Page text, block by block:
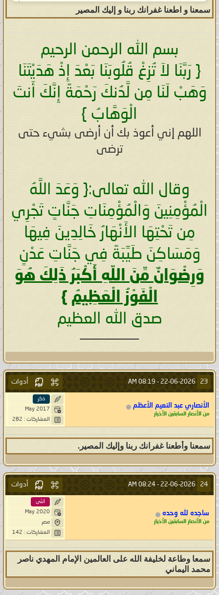
سمعنا و اطعنا غفرانك ربنا و إليك المصير
بسم الله الرحمن الرحيم
{ رَبَّنَا لاَ تُزِغْ قُلُوبَنَا بَعْدَ إِذْ هَدَيْتَنَا
وَهَبْ لَنَا مِن لَّدُنكَ رَحْمَةً إِنَّكَ أَنتَ
الْوَهَّابُ }
اللهم إني أعوذ بك أن أرضى بشيء حتى
ترضى
وقال الله تعالى:{ وَعَدَ اللَّهُ
الْمُؤْمِنِينَ وَالْمُؤْمِنَاتِ جَنَّاتٍ تَجْرِي
مِن تَحْتِهَا الأَنْهَارُ خَالِدِينَ فِيهَا
وَمَسَاكِنَ طَيِّبَةً فِي جَنَّاتِ عَدْنٍ
وَرِضْوَانٌ مِّنَ اللّهِ أَكْبَرُ ذَلِكَ هُوَ
الْفَوْزُ الْعَظِيمُ }
صدق الله العظيم
23
22-06-2026 -
08:19 AM أدوات
الأنصاري عبد النعيم الأعظم
من الأنصار السابقين الأخيار
ذكر
May 2017
المشاركات : 282
سمعنا وأطعنا غفرانك ربنا وإليك المصير.
24
22-06-2026 -
08:24 AM أدوات
ساجده لله وحده
من الأنصار السابقين الأخيار
انثى
May 2020
مصر
المشاركات : 142
سمعا وطاعة لخليفة الله على العالمين الإمام المهدي ناصر
محمد اليماني